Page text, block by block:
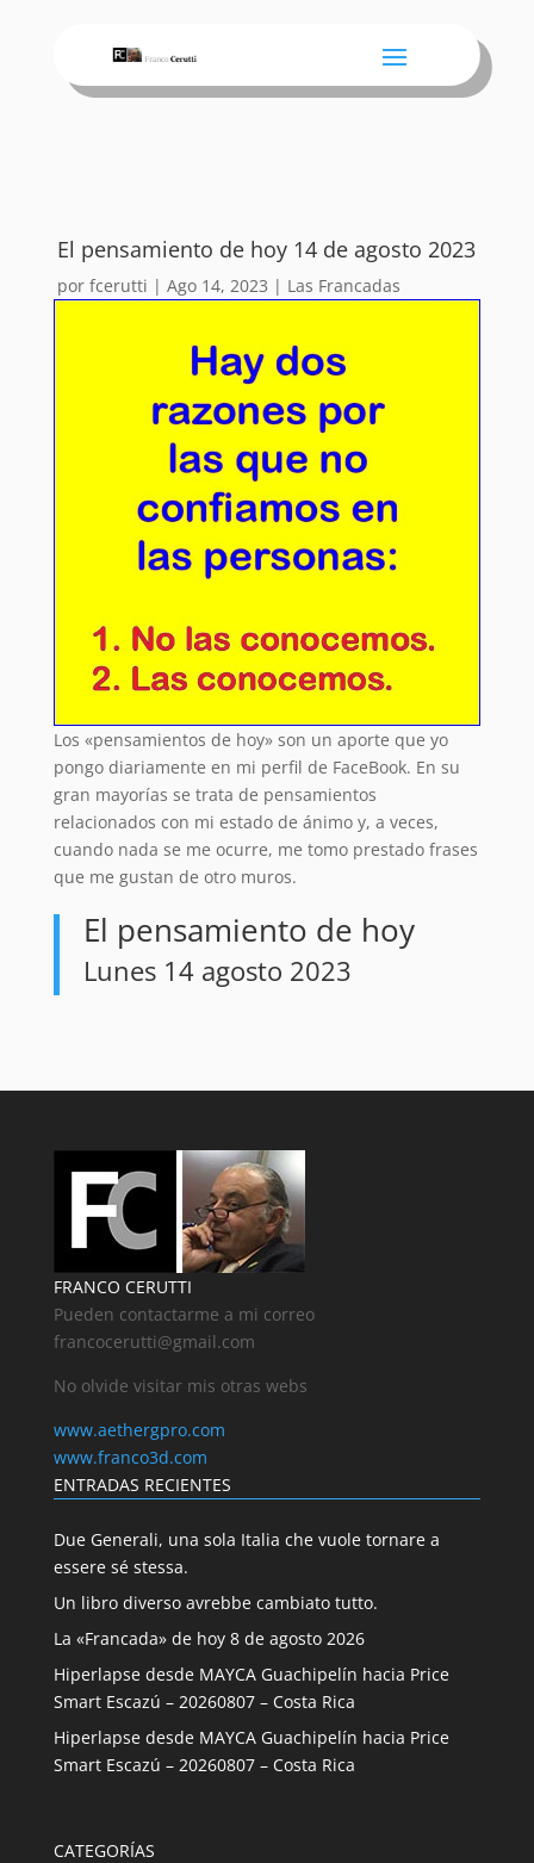
El pensamiento de hoy 14 de agosto 2023
porfcerutti |Ago 14, 2023 | Las Francadas
Los «pensamientos de hoy» son un aporte que yo
pongo diariamente en mi perfil de FaceBook. En su
gran mayorías se trata de pensamientos
relacionados con mi estado de ánimo y, a veces,
cuando nada se me ocurre, me tomo prestado frases
que me gustan de otro muros.
El pensamiento de hoy
Lunes 14 agosto 2023
FRANCO CERUTTI
Pueden contactarme a mi correo
francocerutti@gmail.com
No olvide visitar mis otras webs
www.aethergpro.com
www.franco3d.com
ENTRADAS RECIENTES
Due Generali, una sola Italia che vuole tornare a
essere sé stessa.
Un libro diverso avrebbe cambiato tutto.
La «Francada» de hoy 8 de agosto 2026
Hiperlapse desde MAYCA Guachipelín hacia Price
Smart Escazú – 20260807 – Costa Rica
Hiperlapse desde MAYCA Guachipelín hacia Price
Smart Escazú – 20260807 – Costa Rica
CATEGORÍAS